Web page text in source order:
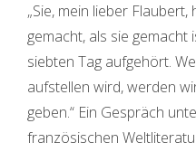
war:
„Sie, mein lieber
gemacht, als sie gemacht
siebten Tag aufgehört.
aufstellen wird, werden
geben.“ Ein Gespräch
französischen